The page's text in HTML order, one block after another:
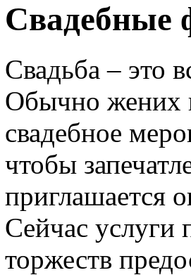
Свадебные
Свадьба – это
Обычно жених
свадебное
чтобы
приглашается
Сейчас услуги
торжеств